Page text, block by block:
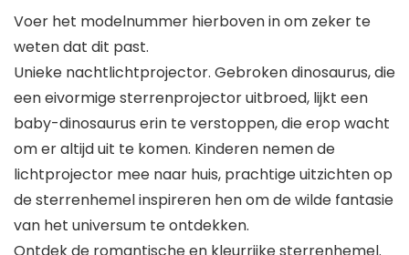
Voer het modelnummer hierboven in om zeker te
weten dat dit past.
Unieke nachtlichtprojector. Gebroken dinosaurus, die
een eivormige sterrenprojector uitbroed, lijkt een
baby-dinosaurus erin te verstoppen, die erop wacht
om er altijd uit te komen. Kinderen nemen de
lichtprojector mee naar huis, prachtige uitzichten op
de sterrenhemel inspireren hen om de wilde fantasie
van het universum te ontdekken.